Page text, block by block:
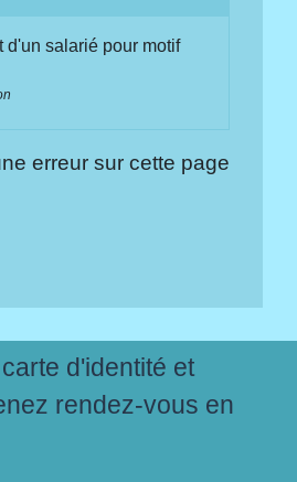
d'un salarié pour motif
erreur sur cette page
d'identité et
rendez-vous en